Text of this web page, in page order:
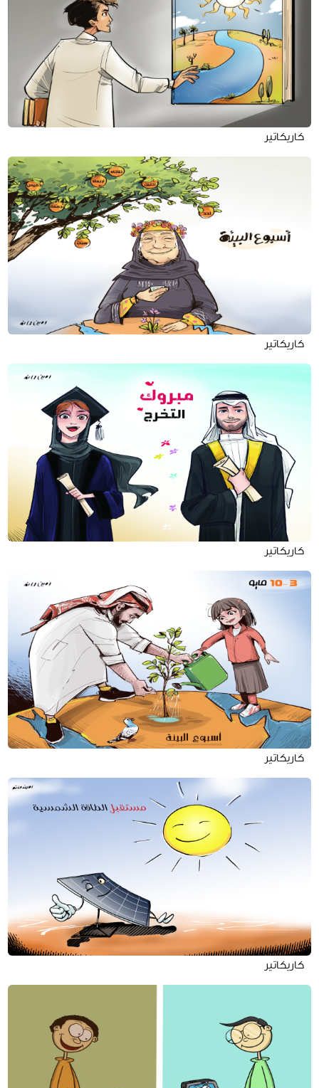
كاريكاتير
كاريكاتير
كاريكاتير
كاريكاتير
كاريكاتير